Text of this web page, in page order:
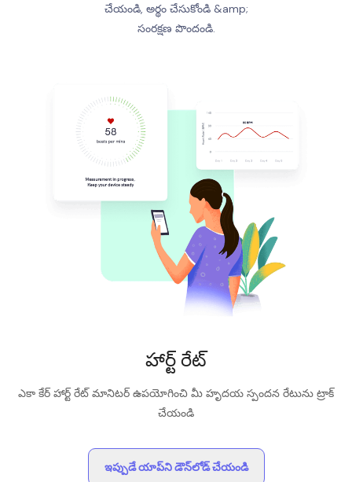
చేయండి, అర్థం చేసుకోండి &amp;
సంరక్షణ పొందండి.
హార్ట్ రేట్
ఎకా కేర్ హార్ట్ రేట్ మానిటర్ ఉపయోగించి మీ హృదయ స్పందన రేటును ట్రాక్
చేయండి
ఇప్పుడే యాప్‌ని డౌన్‌లోడ్ చేయండి